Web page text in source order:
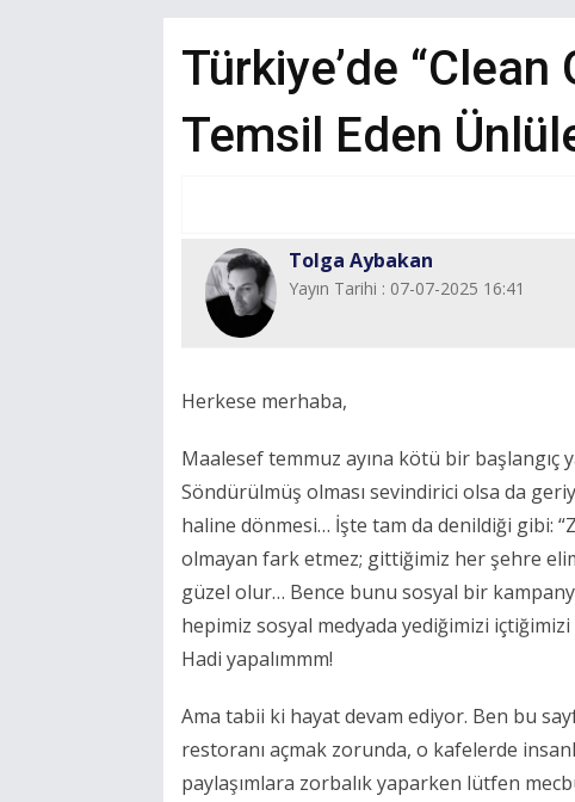
Türkiye’de
Temsil Eden
Tolga Aybakan
Yayın Tarihi : 07-07-2025 16:41
Herkese merhaba,
Maalesef temmuz ayına kötü bir başlangıç
Söndürülmüş olması sevindirici olsa da
haline dönmesi… İşte tam da denildiği gibi:
olmayan fark etmez; gittiğimiz her şehre
güzel olur… Bence bunu sosyal bir
hepimiz sosyal medyada yediğimizi
Hadi yapalımmm!
Ama tabii ki hayat devam ediyor. Ben bu
restoranı açmak zorunda, o kafelerde
paylaşımlara zorbalık yaparken lütfen